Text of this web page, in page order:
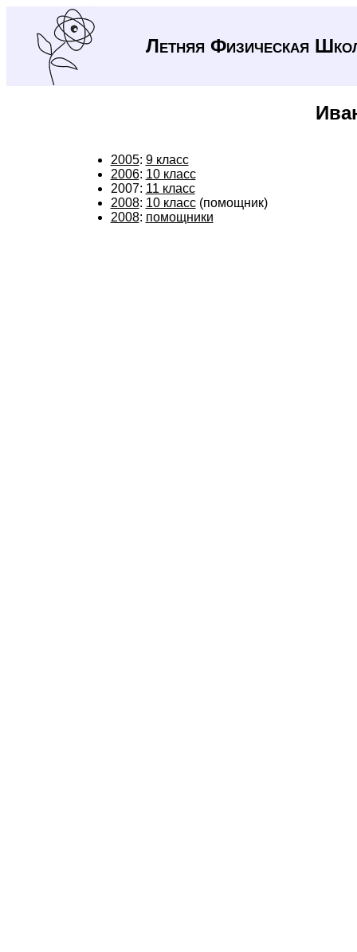
Летняя Физическая
2005: 9 класс
2006: 10 класс
2007: 11 класс
2008: 10 класс(помощник)
2008: помощники